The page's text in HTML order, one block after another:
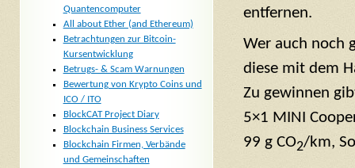
entfernen.
Wer auch noch
diese mit dem
Zu gewinnen
5×1 MINI
99 g CO2/km,
Quantencomputer
All about Ether (and Ethereum)
Betrachtungen zur Bitcoin-
Kursentwicklung
Betrugs- & Scam Warnungen
Bewertung von Krypto Coins und
ICO / ITO
BlockCAT Project Diary
Blockchain Business Services
Blockchain Firmen, Verbände
und Gemeinschaften